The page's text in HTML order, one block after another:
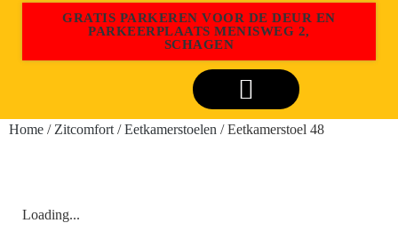
GRATIS PARKEREN VOOR DE DEUR EN
PARKEERPLAATS MENISWEG 2,
SCHAGEN
Home / Zitcomfort /Eetkamerstoelen / Eetkamerstoel 48
Loading...